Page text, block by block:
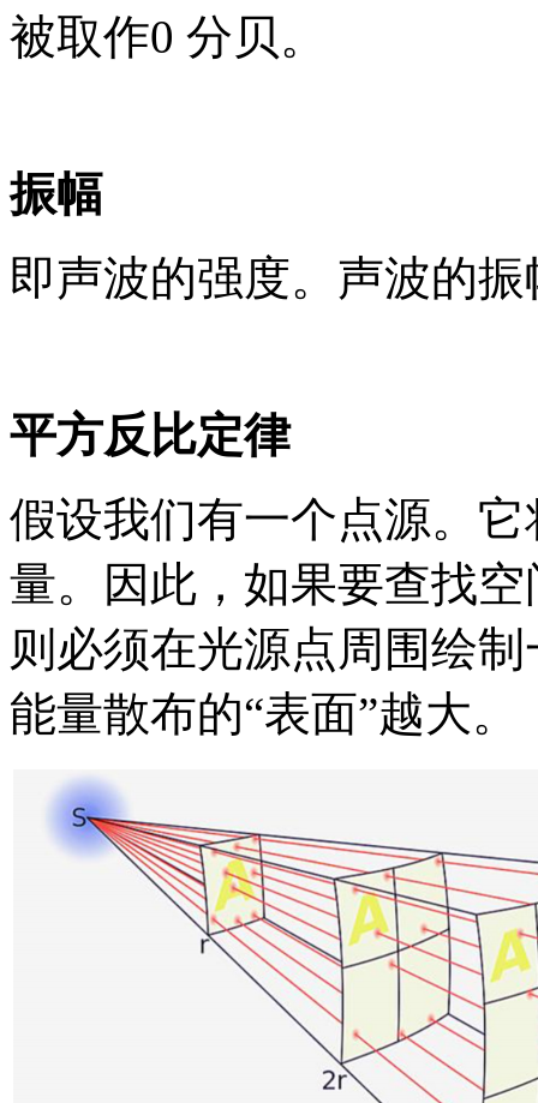
被取作0 分贝。
振幅
即声波的强度。声波的
平方反比定律
假设我们有一个点源。
量。因此，如果要查找
则必须在光源点周围绘
能量散布的“表面”越大。